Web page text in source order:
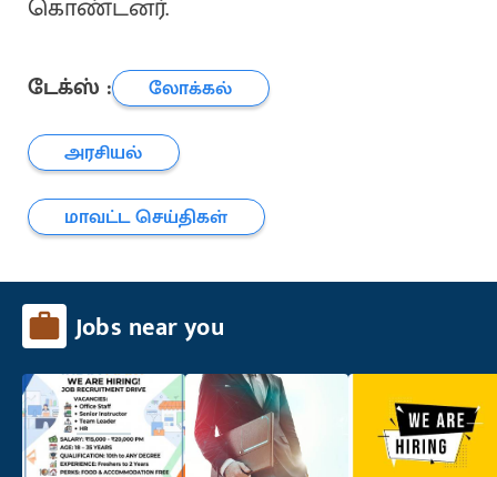
கொண்டனர்.
டேக்ஸ் :
லோக்கல்
அரசியல்
மாவட்ட செய்திகள்
Jobs near you